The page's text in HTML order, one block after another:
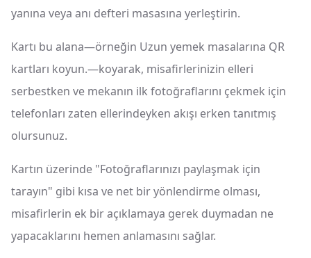
yanına veya anı defteri masasına yerleştirin.
Kartı bu alana—örneğin Uzun yemek masalarına QR
kartları koyun.—koyarak, misafirlerinizin elleri
serbestken ve mekanın ilk fotoğraflarını çekmek için
telefonları zaten ellerindeyken akışı erken tanıtmış
olursunuz.
Kartın üzerinde "Fotoğraflarınızı paylaşmak için
tarayın" gibi kısa ve net bir yönlendirme olması,
misafirlerin ek bir açıklamaya gerek duymadan ne
yapacaklarını hemen anlamasını sağlar.